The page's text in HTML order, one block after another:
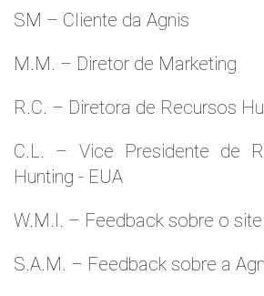
SM – Cliente da Agnis
M.M. – Diretor de Marketing
R.C. – Diretora de Recursos
C.L. – Vice Presidente de
Hunting - EUA
W.M.l. – Feedback sobre o
S.A.M. – Feedback sobre a